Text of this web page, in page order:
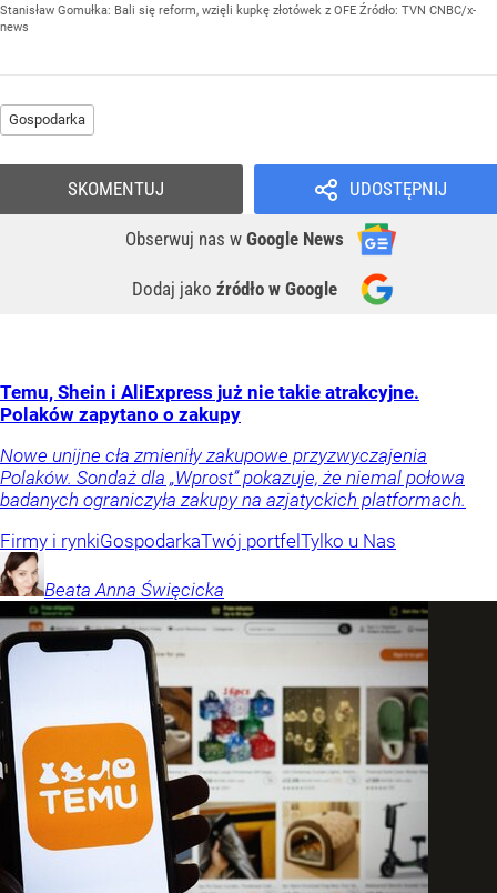
Stanisław Gomułka: Bali się reform, wzięli kupkę złotówek z OFE Źródło: TVN CNBC/x-
news
Gospodarka
UDOSTĘPNIJ
Obserwuj nas w Google News
Dodaj jako źródło w Google
SKOMENTUJ
Temu, Shein i AliExpress już nie takie atrakcyjne.
Polaków zapytano o zakupy
Nowe unijne cła zmieniły zakupowe przyzwyczajenia
Polaków. Sondaż dla „Wprost” pokazuje, że niemal połowa
badanych ograniczyła zakupy na azjatyckich platformach.
Firmy i rynkiGospodarkaTwój portfel Tylko u Nas
Beata Anna Święcicka